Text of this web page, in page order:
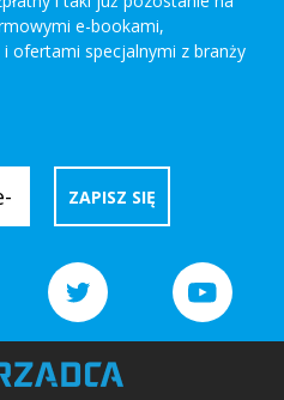
e-bookami,
ofertami specjalnymi z branży